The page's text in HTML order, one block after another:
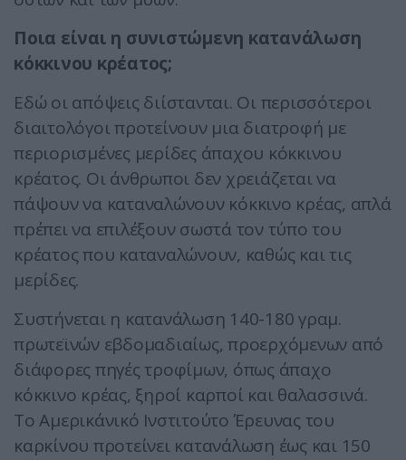
Ποια είναι η συνιστώμενη κατανάλωση
κόκκινου κρέατος;
Εδώ οι απόψεις διίστανται. Οι περισσότεροι
διαιτολόγοι προτείνουν μια διατροφή με
περιορισμένες μερίδες άπαχου κόκκινου
κρέατος. Οι άνθρωποι δεν χρειάζεται να
πάψουν να καταναλώνουν κόκκινο κρέας, απλά
πρέπει να επιλέξουν σωστά τον τύπο του
κρέατος που καταναλώνουν, καθώς και τις
μερίδες.
Συστήνεται η κατανάλωση 140-180 γραμ.
πρωτεϊνών εβδομαδιαίως, προερχόμενων από
διάφορες πηγές τροφίμων, όπως άπαχο
κόκκινο κρέας, ξηροί καρποί και θαλασσινά.
Το Αμερικάνικό Ινστιτούτο Έρευνας του
καρκίνου προτείνει κατανάλωση έως και 150